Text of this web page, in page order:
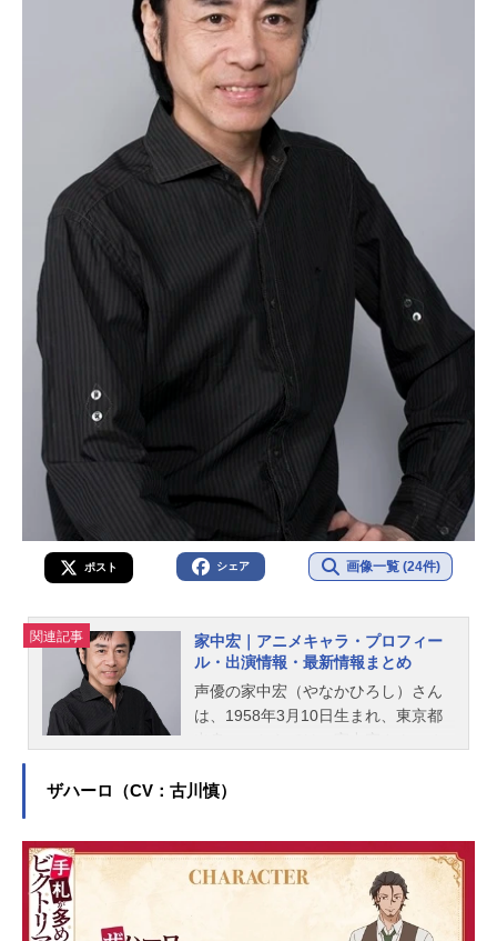
ポスト シェア 画像一覧 (24件)
関連記事
家中宏｜アニメキャラ・プロフィー
ル・出演情報・最新情報まとめ
声優の家中宏（やなかひろし）さん
は、1958年3月10日生まれ、東京都
ザハーロ（CV：古川慎）